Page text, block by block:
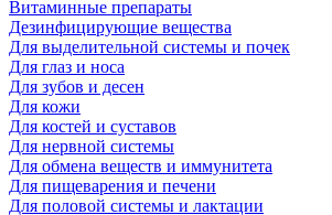
Витаминные препараты
Дезинфицирующие вещества
Для выделительной системы и почек
Для глаз и носа
Для зубов и десен
Для кожи
Для костей и суставов
Для нервной системы
Для обмена веществ и иммунитета
Для пищеварения и печени
Для половой системы и лактации